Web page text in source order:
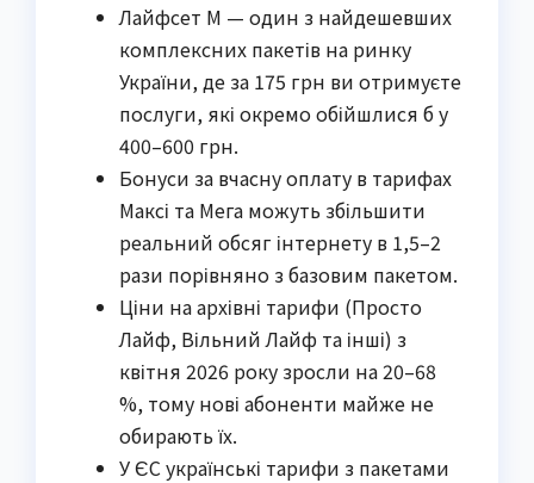
Лайфсет М — один з найдешевших
комплексних пакетів на ринку
України, де за 175 грн ви отримуєте
послуги, які окремо обійшлися б у
400–600 грн.
Бонуси за вчасну оплату в тарифах
Максі та Мега можуть збільшити
реальний обсяг інтернету в 1,5–2
рази порівняно з базовим пакетом.
Ціни на архівні тарифи (Просто
Лайф, Вільний Лайф та інші) з
квітня 2026 року зросли на 20–68
%, тому нові абоненти майже не
обирають їх.
У ЄС українські тарифи з пакетами